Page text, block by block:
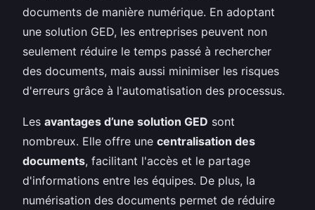
documents de manière numérique. En adoptant
une solution GED, les entreprises peuvent non
seulement réduire le temps passé à rechercher
des documents, mais aussi minimiser les risques
d'erreurs grâce à l'automatisation des processus.
Les avantages d’une solution GED sont
nombreux. Elle offre une centralisation des
documents, facilitant l'accès et le partage
d'informations entre les équipes. De plus, la
numérisation des documents permet de réduire